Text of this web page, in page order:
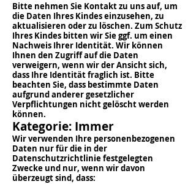
Bitte nehmen Sie Kontakt zu uns auf, um
die Daten Ihres Kindes einzusehen, zu
aktualisieren oder zu löschen. Zum Schutz
Ihres Kindes bitten wir Sie ggf. um einen
Nachweis Ihrer Identität. Wir können
Ihnen den Zugriff auf die Daten
verweigern, wenn wir der Ansicht sich,
dass Ihre Identität fraglich ist. Bitte
beachten Sie, dass bestimmte Daten
aufgrund anderer gesetzlicher
Verpflichtungen nicht gelöscht werden
können.
Kategorie: Immer
Wir verwenden Ihre personenbezogenen
Daten nur für die in der
Datenschutzrichtlinie festgelegten
Zwecke und nur, wenn wir davon
überzeugt sind, dass: